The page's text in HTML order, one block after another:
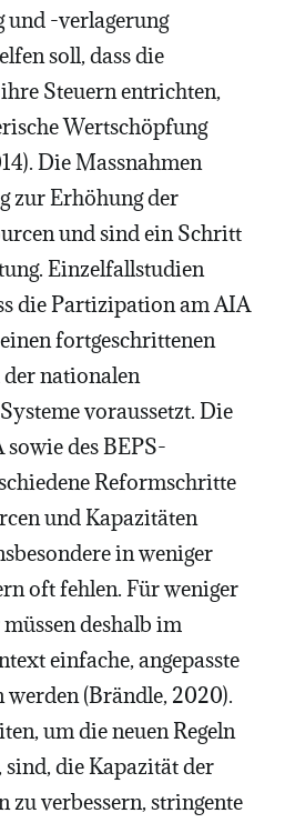
-verlagerung
soll, dass die
Steuern entrichten,
Wertschöpfung
Die Massnahmen
zur Erhöhung der
und sind ein Schritt
Einzelfallstudien
die Partizipation am AIA
fortgeschrittenen
nationalen
voraussetzt. Die
des BEPS-
Reformschritte
und Kapazitäten
in weniger
oft fehlen. Für weniger
deshalb im
einfache, angepasste
werden (Brändle, 2020).
um die neuen Regeln
die Kapazität der
zu verbessern, stringente